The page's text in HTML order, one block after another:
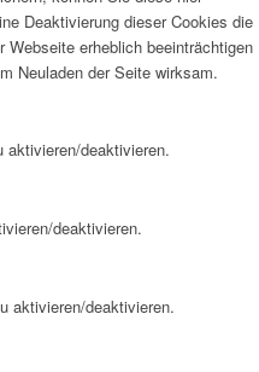
Deaktivierung dieser Cookies die
erheblich beeinträchtigen
Neuladen der Seite wirksam.
aktivieren/deaktivieren.
deaktivieren.
aktivieren/deaktivieren.